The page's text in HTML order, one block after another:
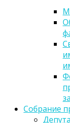
Собрание